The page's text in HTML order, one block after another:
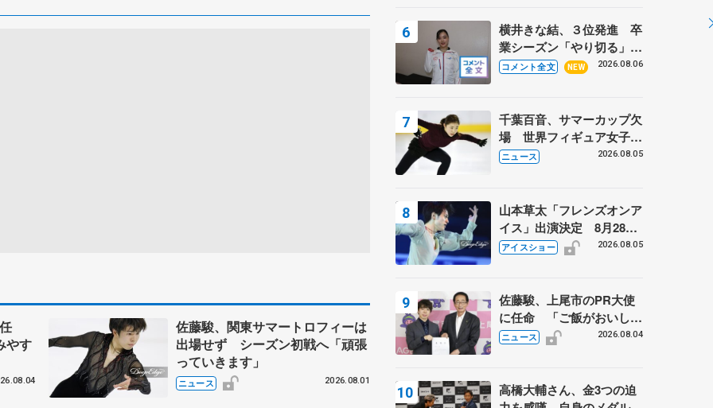
やす
佐藤駿、関東サマートロフィーは
出場せず シーズン初戦へ「頑張
っていきます」
ニュース 2026.08.01
に 小林芳子さんが振り返
るスケート人生
横井きな結、３位発進 卒
業シーズン「やり切る」
【みなとアクルス杯SP】
コメント全文 NEW 2026.08.06
千葉百音、サマーカップ欠
場 世界フィギュア女子2
位
ニュース 2026.08.05
山本草太「フレンズオンア
イス」出演決定 8月28日
（金）2公演のみ 荒川静
アイスショー 2026.08.05
佐藤駿、上尾市のPR大使
に任命 「ご飯がおいし
く、住みやすいのが魅力」
ニュース 2026.08.04
高橋大輔さん、金3つの迫